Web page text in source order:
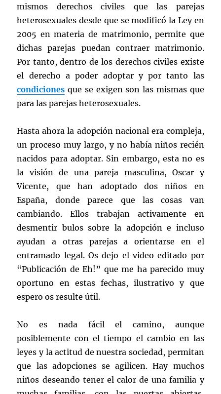
mismos derechos civiles que las parejas
heterosexuales desde que se modificó la Ley en
2005 en materia de matrimonio, permite que
dichas parejas puedan contraer matrimonio.
Por tanto, dentro de los derechos civiles existe
el derecho a poder adoptar y por tanto las
condiciones que se exigen son las mismas que
para las parejas heterosexuales.
Hasta ahora la adopción nacional era compleja,
un proceso muy largo, y no había niños recién
nacidos para adoptar. Sin embargo, esta no es
la visión de una pareja masculina, Oscar y
Vicente, que han adoptado dos niños en
España, donde parece que las cosas van
cambiando. Ellos trabajan activamente en
desmentir bulos sobre la adopción e incluso
ayudan a otras parejas a orientarse en el
entramado legal. Os dejo el video editado por
“Publicación de Eh!” que me ha parecido muy
oportuno en estas fechas, ilustrativo y que
espero os resulte útil.
No es nada fácil el camino, aunque
posiblemente con el tiempo el cambio en las
leyes y la actitud de nuestra sociedad, permitan
que las adopciones se agilicen. Hay muchos
niños deseando tener el calor de una familia y